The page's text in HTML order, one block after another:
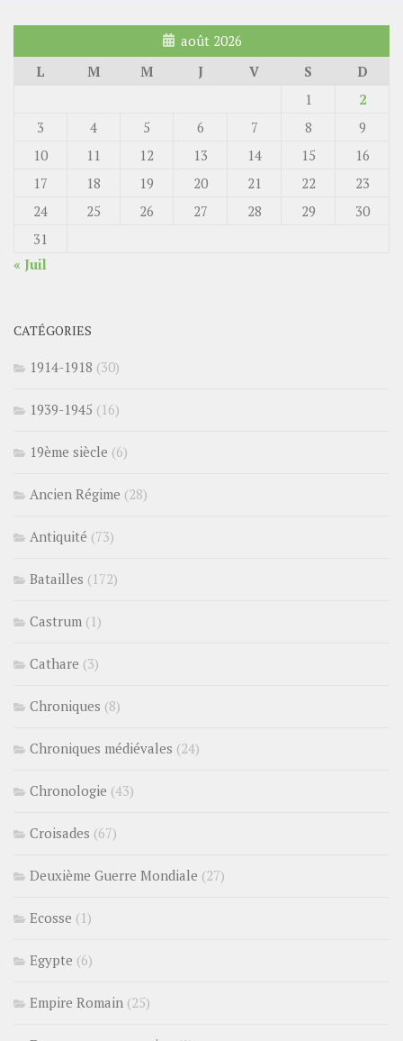
août 2026
L
M M J V S
D
1
2
3
4 5 6 7 8
9
10
11 12 13 14 15
16
17
18 19 20 21 22
23
24
25 26 27 28 29
30
31
« Juil
CATÉGORIES
1914-1918 (30)
1939-1945 (16)
19ème siècle (6)
Ancien Régime (28)
Antiquité (73)
Batailles (172)
Castrum (1)
Cathare (3)
Chroniques (8)
Chroniques médiévales (24)
Chronologie (43)
Croisades (67)
Deuxième Guerre Mondiale (27)
Ecosse (1)
Egypte (6)
Empire Romain (25)